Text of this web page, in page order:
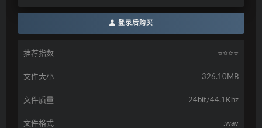
登录后购买
推荐指数 ⭐️⭐️⭐️⭐️
文件大小 326.10MB
文件质量 24bit/44.1Khz
文件格式 .wav